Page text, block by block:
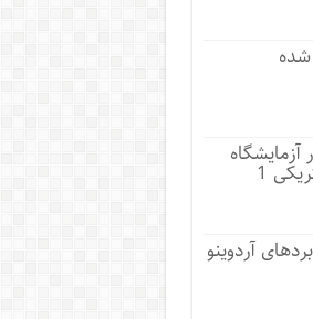
آزمایشگاه
1
آردوینو